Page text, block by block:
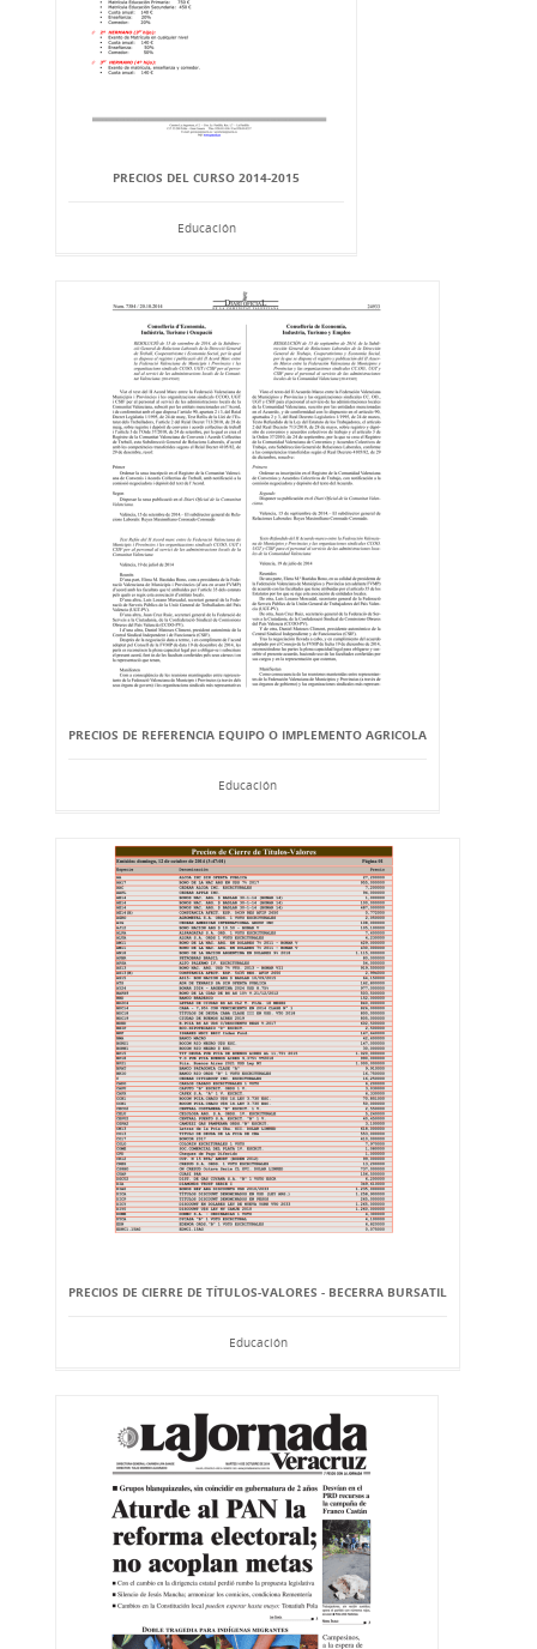
PRECIOS DEL CURSO 2014-2015
Educación
PRECIOS DE REFERENCIA EQUIPO O IMPLEMENTO AGRICOLA
Educación
PRECIOS DE CIERRE DE TÍTULOS-VALORES - BECERRA BURSATIL
Educación